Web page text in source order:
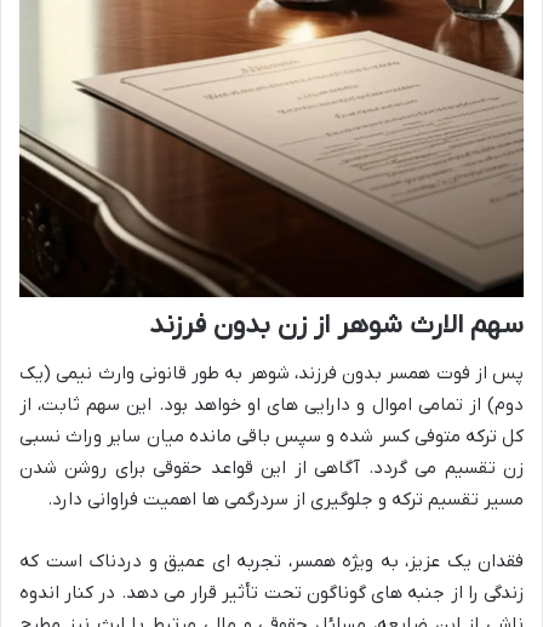
سهم الارث شوهر از زن بدون فرزند
پس از فوت همسر بدون فرزند، شوهر به طور قانونی وارث نیمی (یک
دوم) از تمامی اموال و دارایی های او خواهد بود. این سهم ثابت، از
کل ترکه متوفی کسر شده و سپس باقی مانده میان سایر وراث نسبی
زن تقسیم می گردد. آگاهی از این قواعد حقوقی برای روشن شدن
مسیر تقسیم ترکه و جلوگیری از سردرگمی ها اهمیت فراوانی دارد.
فقدان یک عزیز، به ویژه همسر، تجربه ای عمیق و دردناک است که
زندگی را از جنبه های گوناگون تحت تأثیر قرار می دهد. در کنار اندوه